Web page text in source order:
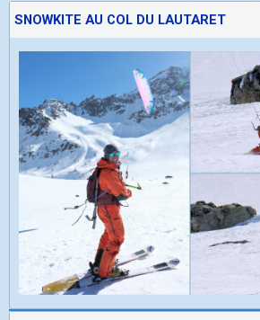
SNOWKITE AU COL DU LAUTARET